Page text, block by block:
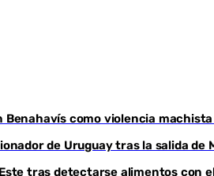
Benahavís como violencia
de Uruguay tras la salida de
tras detectarse alimentos con